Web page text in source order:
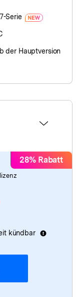
Serie
der Hauptversion
28% Rabatt
kündbar